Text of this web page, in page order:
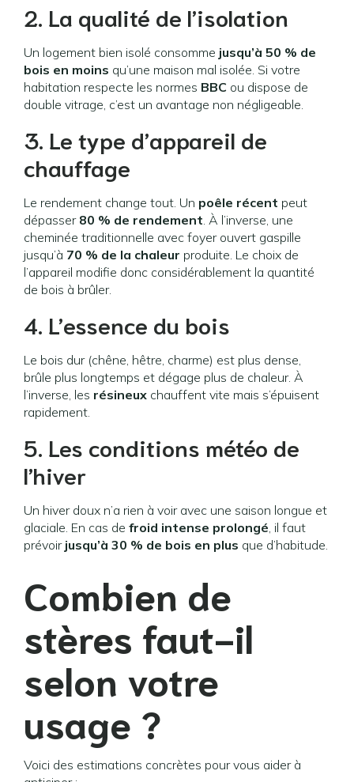
2. La qualité de l’isolation
Un logement bien isolé consomme jusqu’à 50 % de
bois en moins qu’une maison mal isolée. Si votre
habitation respecte les normes BBC ou dispose de
double vitrage, c’est un avantage non négligeable.
3. Le type d’appareil de
chauffage
Le rendement change tout. Un poêle récent peut
dépasser 80 % de rendement. À l’inverse, une
cheminée traditionnelle avec foyer ouvert gaspille
jusqu’à 70 % de la chaleur produite. Le choix de
l’appareil modifie donc considérablement la quantité
de bois à brûler.
4. L’essence du bois
Le bois dur (chêne, hêtre, charme) est plus dense,
brûle plus longtemps et dégage plus de chaleur. À
l’inverse, les résineux chauffent vite mais s’épuisent
rapidement.
5. Les conditions météo de
l’hiver
Un hiver doux n’a rien à voir avec une saison longue et
glaciale. En cas de froid intense prolongé, il faut
prévoir jusqu’à 30 % de bois en plus que d’habitude.
Combien de
stères faut-il
selon votre
usage ?
Voici des estimations concrètes pour vous aider à